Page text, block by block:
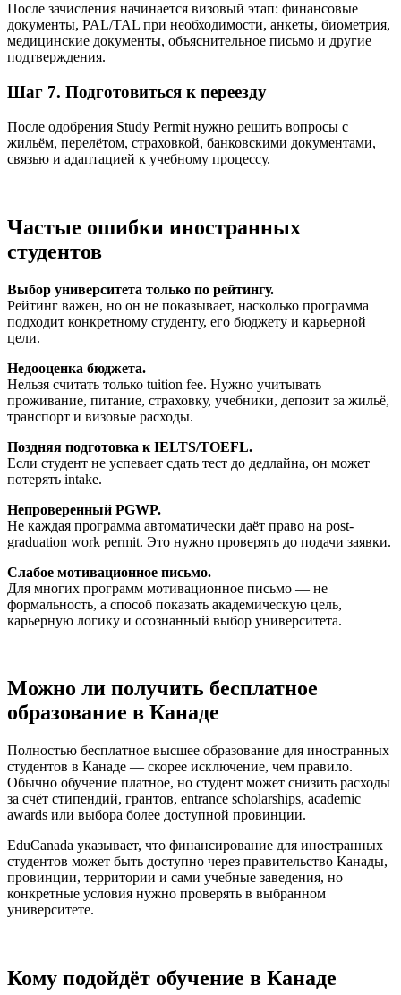
После зачисления начинается визовый этап: финансовые
документы, PAL/TAL при необходимости, анкеты, биометрия,
медицинские документы, объяснительное письмо и другие
подтверждения.
Шаг 7. Подготовиться к переезду
После одобрения Study Permit нужно решить вопросы с
жильём, перелётом, страховкой, банковскими документами,
связью и адаптацией к учебному процессу.
Частые ошибки иностранных
студентов
Выбор университета только по рейтингу.
Рейтинг важен, но он не показывает, насколько программа
подходит конкретному студенту, его бюджету и карьерной
цели.
Недооценка бюджета.
Нельзя считать только tuition fee. Нужно учитывать
проживание, питание, страховку, учебники, депозит за жильё,
транспорт и визовые расходы.
Поздняя подготовка к IELTS/TOEFL.
Если студент не успевает сдать тест до дедлайна, он может
потерять intake.
Непроверенный PGWP.
Не каждая программа автоматически даёт право на post-
graduation work permit. Это нужно проверять до подачи заявки.
Слабое мотивационное письмо.
Для многих программ мотивационное письмо — не
формальность, а способ показать академическую цель,
карьерную логику и осознанный выбор университета.
Можно ли получить бесплатное
образование в Канаде
Полностью бесплатное высшее образование для иностранных
студентов в Канаде — скорее исключение, чем правило.
Обычно обучение платное, но студент может снизить расходы
за счёт стипендий, грантов, entrance scholarships, academic
awards или выбора более доступной провинции.
EduCanada указывает, что финансирование для иностранных
студентов может быть доступно через правительство Канады,
провинции, территории и сами учебные заведения, но
конкретные условия нужно проверять в выбранном
университете.
Кому подойдёт обучение в Канаде